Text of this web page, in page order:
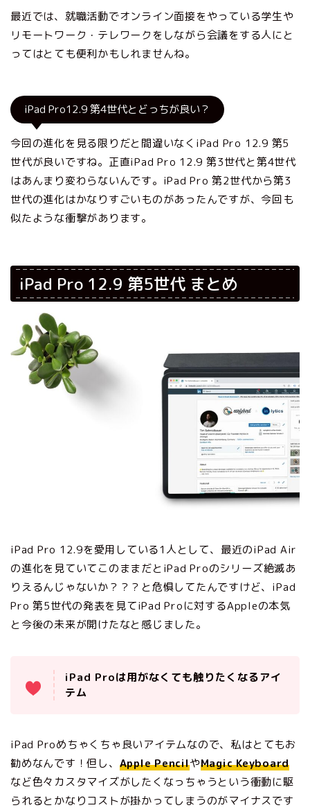
最近では、就職活動でオンライン面接をやっている学生や
リモートワーク・テレワークをしながら会議をする人にと
ってはとても便利かもしれませんね。
iPad Pro12.9 第4世代とどっちが良い？
今回の進化を見る限りだと間違いなくiPad Pro 12.9 第5
世代が良いですね。正直iPad Pro 12.9 第3世代と第4世代
はあんまり変わらないんです。iPad Pro 第2世代から第3
世代の進化はかなりすごいものがあったんですが、今回も
似たような衝撃があります。
iPad Pro 12.9 第5世代 まとめ
iPad Pro 12.9を愛用している1人として、最近のiPad Air
の進化を見ていてこのままだとiPad Proのシリーズ絶滅あ
りえるんじゃないか？？？と危惧してたんですけど、iPad
Pro 第5世代の発表を見てiPad Proに対するAppleの本気
と今後の未来が開けたなと感じました。
iPad Proは用がなくても触りたくなるアイ
テム
iPad Proめちゃくちゃ良いアイテムなので、私はとてもお
勧めなんです！但し、 Apple PencilやMagic Keyboard
など色々カスタマイズがしたくなっちゃうという衝動に駆
られるとかなりコストが掛かってしまうのがマイナスです